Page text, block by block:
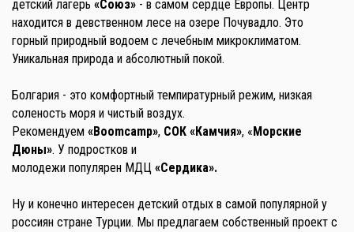
детский лагерь «Союз» - в самом сердце Европы. Центр
находится в девственном лесе на озере Почувадло. Это
горный природный водоем с лечебным микроклиматом.
Уникальная природа и абсолютный покой.
Болгария - это комфортный темпиратурный режим, низкая
соленость моря и чистый воздух.
Рекомендуем «Boomcamp», СОК «Камчия», «Морские
Дюны». У подростков и
молодежи популярен МДЦ «Сердика».
Ну и конечно интересен детский отдых в самой популярной у
россиян стране Турции. Мы предлагаем собственный проект с